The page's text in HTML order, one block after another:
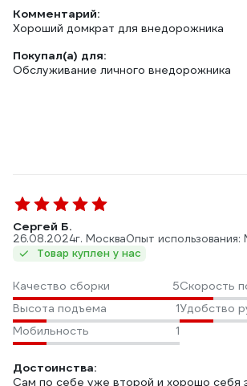
Комментарий:
Хороший домкрат для внедорожника
Покупал(а) для:
Обслуживание личного внедорожника
Сергей Б.
26.08.2024г. МоскваОпыт
Товар куплен у нас
Качество сборки 5Скорость
Высота подъема
1Удобство
Мобильность
1
Достоинства:
Сам по себе уже второй и хорошо себя